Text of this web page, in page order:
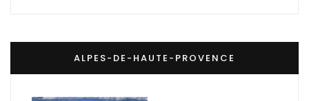
ALPES-DE-HAUTE-PROVENCE